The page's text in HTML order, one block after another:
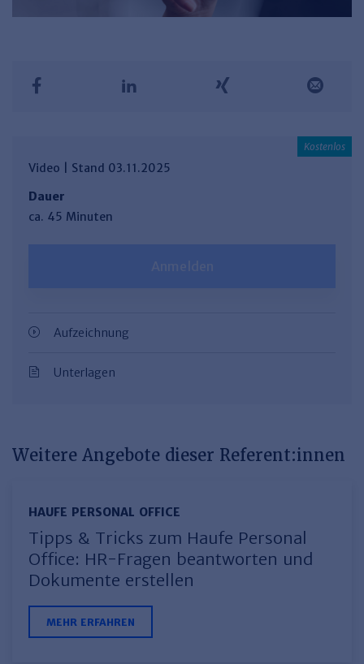
Video | Stand 03.11.2025
Dauer
ca. 45 Minuten
Aufzeichnung
Unterlagen
Weitere Angebote dieser Referent:innen
HAUFE PERSONAL OFFICE
Tipps & Tricks zum Haufe Personal
Office: HR-Fragen beantworten und
Dokumente erstellen
MEHR ERFAHREN